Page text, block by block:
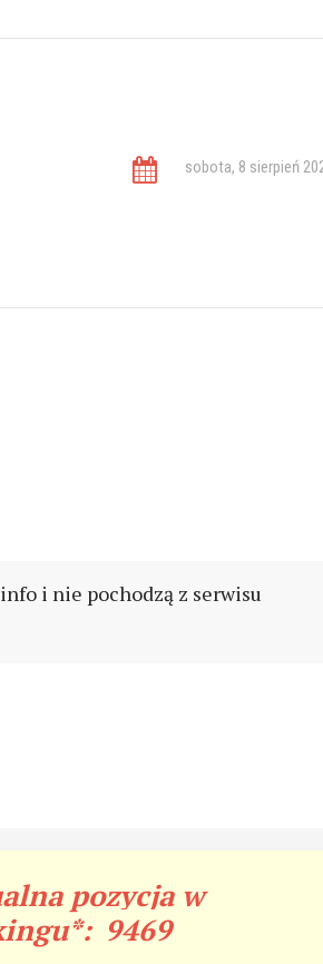
sobota, 8 sierpień
i nie pochodzą z serwisu
pozycja w
9469